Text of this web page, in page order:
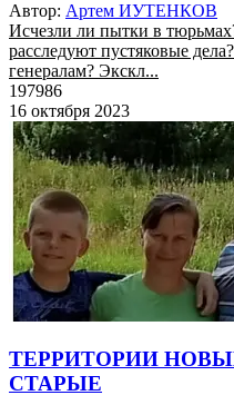
Автор: Артем ИУТЕНКОВ
Исчезли ли пытки в
расследуют пустяковые
генералам? Экскл...
197986
16 октября 2023
ТЕРРИТОРИИ
СТАРЫЕ